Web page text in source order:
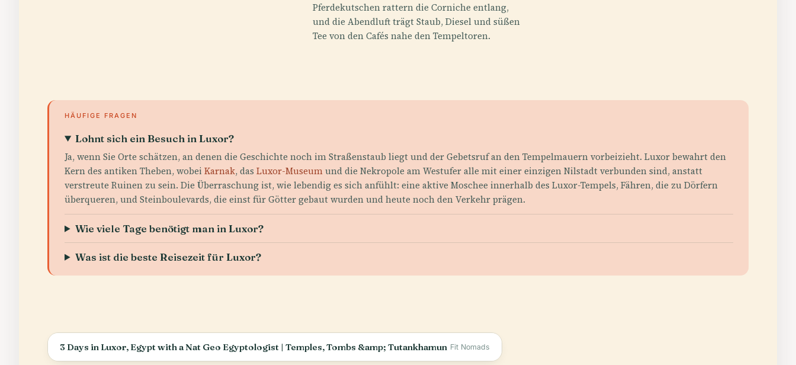
Pferdekutschen rattern die Corniche entlang,
und die Abendluft trägt Staub, Diesel und süßen
Tee von den Cafés nahe den Tempeltoren.
HÄUFIGE FRAGEN
Lohnt sich ein Besuch in Luxor?
Ja, wenn Sie Orte schätzen, an denen die Geschichte noch im Straßenstaub liegt und der Gebetsruf an den Tempelmauern vorbeizieht. Luxor bewahrt den
Kern des antiken Theben, wobei Karnak, das Luxor-Museumund die Nekropole am Westufer alle mit einer einzigen Nilstadt verbunden sind, anstatt
verstreute Ruinen zu sein. Die Überraschung ist, wie lebendig es sich anfühlt: eine aktive Moschee innerhalb des Luxor-Tempels, Fähren, die zu Dörfern
überqueren, und Steinboulevards, die einst für Götter gebaut wurden und heute noch den Verkehr prägen.
Wie viele Tage benötigt man in Luxor?
Was ist die beste Reisezeit für Luxor?
3 Days in Luxor, Egypt with a Nat Geo Egyptologist | Temples, Tombs &amp; Tutankhamun Fit Nomads